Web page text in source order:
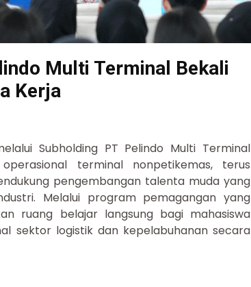
Multi Terminal Bekali
Kerja
Subholding PT Pelindo Multi Terminal
terminal nonpetikemas, terus
pengembangan talenta muda yang
Melalui program pemagangan yang
ruang belajar langsung bagi mahasiswa
sektor logistik dan kepelabuhanan secara